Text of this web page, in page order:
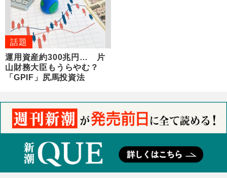
話題
運用資産約300兆円… 片
山財務大臣もうらやむ？
「GPIF」尻馬投資法